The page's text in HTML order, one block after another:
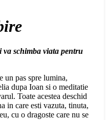
va schimba viata pentru
un pas spre lumina,
dupa Ioan si o meditatie
Toate acestea deschid
in care esti vazuta, tinuta,
cu o dragoste care nu se